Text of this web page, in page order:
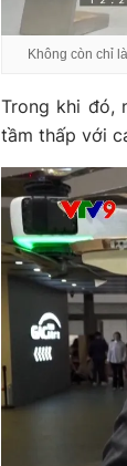
Không còn chỉ
Trong khi đó,
tầm thấp với